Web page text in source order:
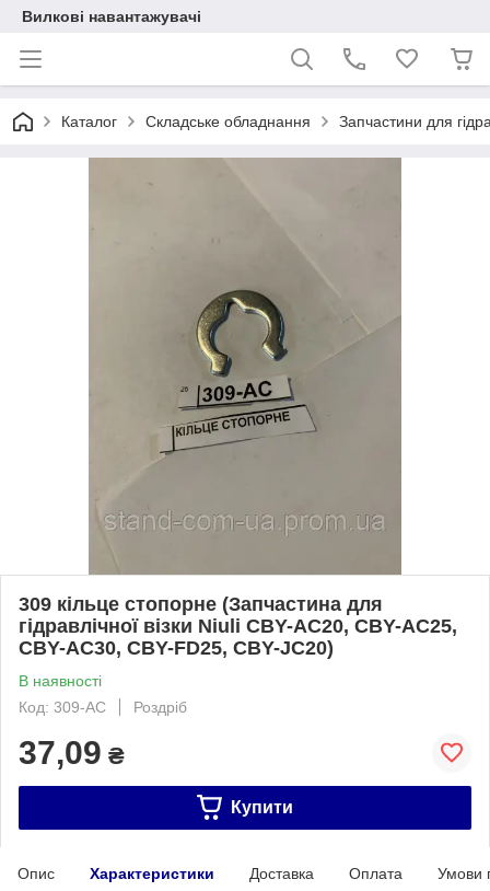
Вилкові навантажувачі
Каталог Складське обладнання Запчастини для
309 кільце стопорне (Запчастина для
гідравлічної візки Niuli CBY-AC20, CBY-AC25,
CBY-AC30, CBY-FD25, CBY-JC20)
В наявності
Код: 309-AC
Роздріб
37,09 ₴
Купити
Опис Характеристики Доставка Оплата Умови